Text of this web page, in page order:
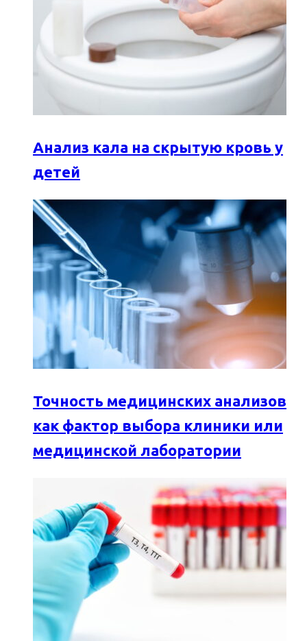
Анализ кала на скрытую кровь у
детей
Точность медицинских анализов
как фактор выбора клиники или
медицинской лаборатории